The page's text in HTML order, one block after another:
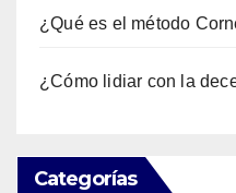
¿Qué es el método
¿Cómo lidiar con la
Categorías